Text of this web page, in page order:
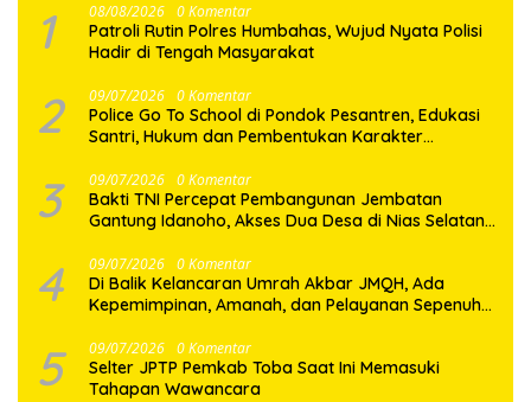
1 08/08/2026 0 Komentar
Patroli Rutin Polres Humbahas, Wujud Nyata Polisi
Hadir di Tengah Masyarakat
2 09/07/2026 0 Komentar
Police Go To School di Pondok Pesantren, Edukasi
Santri, Hukum dan Pembentukan Karakter
3 09/07/2026 0 Komentar
Bakti TNI Percepat Pembangunan Jembatan
Gantung Idanoho, Akses Dua Desa di Nias Selatan
4 09/07/2026 0 Komentar
Di Balik Kelancaran Umrah Akbar JMQH, Ada
Kepemimpinan, Amanah, dan Pelayanan Sepenuh
5 09/07/2026 0 Komentar
Selter JPTP Pemkab Toba Saat Ini Memasuki
Tahapan Wawancara